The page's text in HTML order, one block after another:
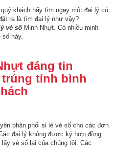
khách hãy tìm ngay một đại lý có
ra là tìm đại lý như vậy?
vé sốMinh Nhựt. Có nhiều minh
này.
đáng tin
tỉnh bình
phân phối sỉ lẻ vé số cho các đơn
đại lý không được ký hợp đồng
vé số lại của chúng tôi. Các